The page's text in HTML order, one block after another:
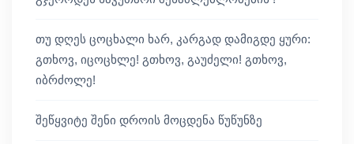
თუ დღეს ცოცხალი ხარ, კარგად დამიგდე ყური:
გთხოვ, იცოცხლე! გთხოვ, გაუძელი! გთხოვ,
იბრძოლე!
შეწყვიტე შენი დროის მოცდენა წუწუნზე